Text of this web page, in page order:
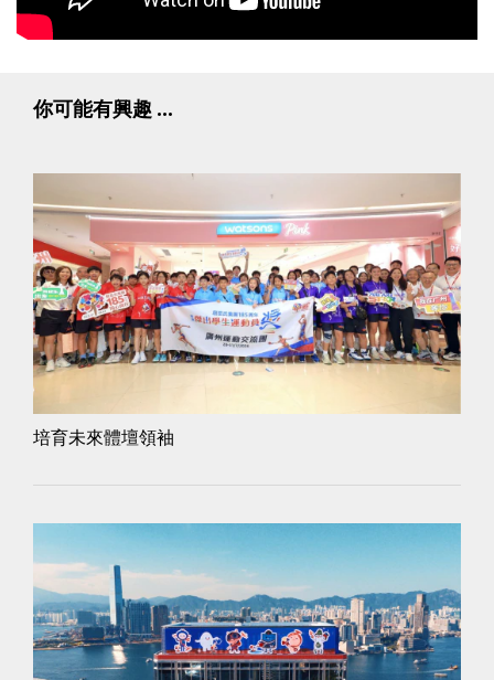
你可能有興趣 ...
培育未來體壇領袖